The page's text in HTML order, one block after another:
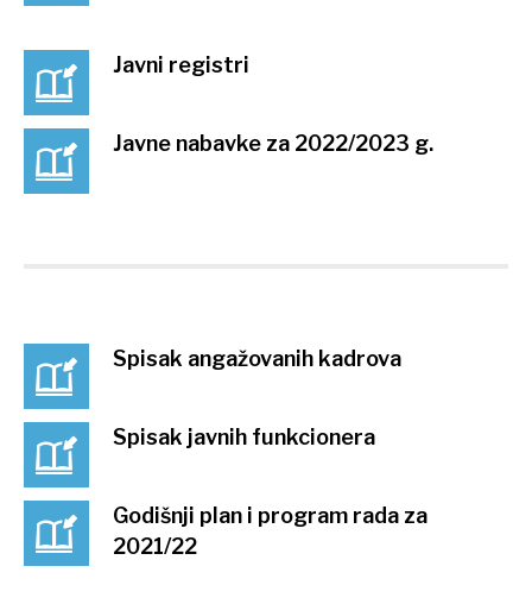
Javni registri
Javne nabavke za 2022/2023 g.
Spisak angažovanih kadrova
Spisak javnih funkcionera
Godišnji plan i program rada za
2021/22